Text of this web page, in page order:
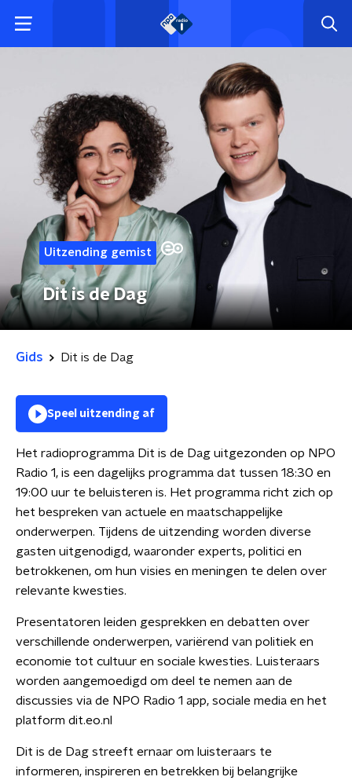
Uitzending gemist
Dit is de Dag
Gids Dit is de Dag
Speel uitzending af
Het radioprogramma Dit is de Dag uitgezonden op NPO
Radio 1, is een dagelijks programma dat tussen 18:30 en
19:00 uur te beluisteren is. Het programma richt zich op
het bespreken van actuele en maatschappelijke
onderwerpen. Tijdens de uitzending worden diverse
gasten uitgenodigd, waaronder experts, politici en
betrokkenen, om hun visies en meningen te delen over
relevante kwesties.
Presentatoren leiden gesprekken en debatten over
verschillende onderwerpen, variërend van politiek en
economie tot cultuur en sociale kwesties. Luisteraars
worden aangemoedigd om deel te nemen aan de
discussies via de NPO Radio 1 app, sociale media en het
platform dit.eo.nl
Dit is de Dag streeft ernaar om luisteraars te
informeren, inspireren en betrekken bij belangrijke